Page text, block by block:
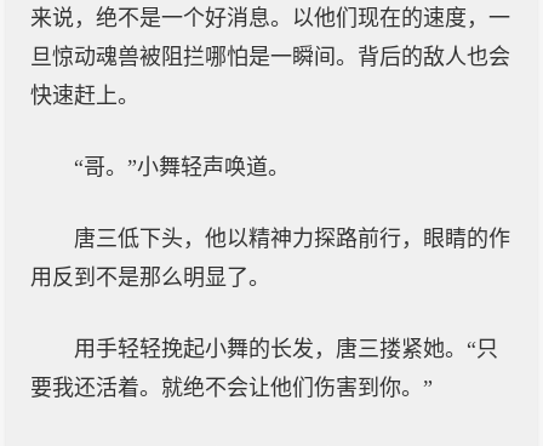
来说，绝不是一个好消息。以他们现在的速度，一
旦惊动魂兽被阻拦哪怕是一瞬间。背后的敌人也会
快速赶上。
“哥。”小舞轻声唤道。
唐三低下头，他以精神力探路前行，眼睛的作
用反到不是那么明显了。
用手轻轻挽起小舞的长发，唐三搂紧她。“只
要我还活着。就绝不会让他们伤害到你。”